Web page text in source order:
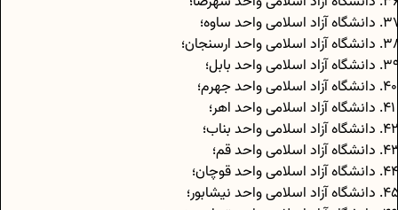
دانشگاه آزاد اسلامی واحد ساوه؛
دانشگاه آزاد اسلامی واحد ارسنجان؛
دانشگاه آزاد اسلامی واحد بابل؛
دانشگاه آزاد اسلامی واحد جهرم؛
دانشگاه آزاد اسلامی واحد اهر؛
دانشگاه آزاد اسلامی واحد بناب؛
دانشگاه آزاد اسلامی واحد قم؛
دانشگاه آزاد اسلامی واحد قوچان؛
دانشگاه آزاد اسلامی واحد نیشابور؛